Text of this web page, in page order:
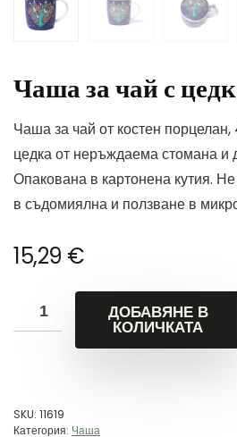
Чаша за чай с
Чаша за чай от костен
цедка от неръждаема стомана и
Опакована в картонена кутия.
в съдомиялна и ползване в
15,29 €
ДОБАВЯНЕ В
КОЛИЧКАТА
SKU: 11619
Категория: Чаша